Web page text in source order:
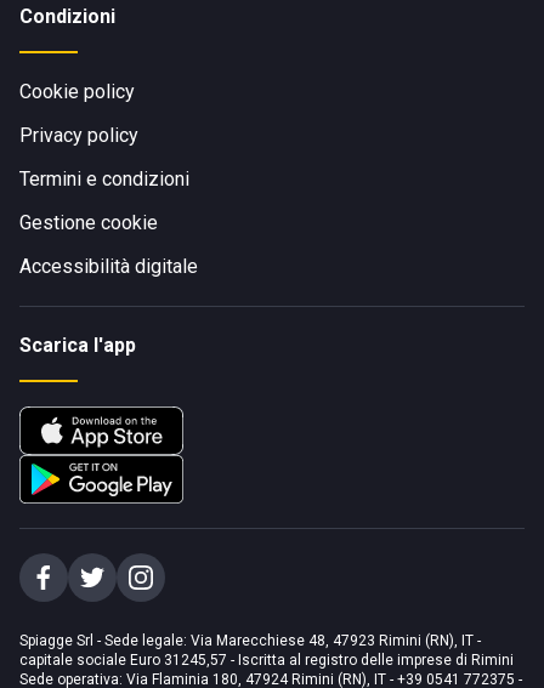
Condizioni
Cookie policy
Privacy policy
Termini e condizioni
Gestione cookie
Accessibilità digitale
Scarica l'app
Spiagge Srl - Sede legale: Via Marecchiese 48, 47923 Rimini (RN), IT -
capitale sociale Euro 31245,57 - Iscritta al registro delle imprese di Rimini
Sede operativa: Via Flaminia 180, 47924 Rimini (RN), IT - +39 0541 772375 -